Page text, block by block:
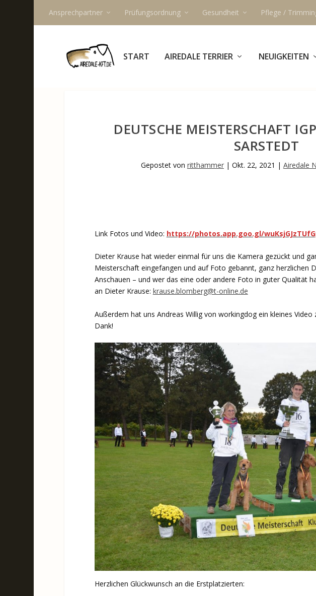
Ansprechpartner Prüfungsordnung Gesundheit Pflege /
START AIREDALE TERRIER NEUIGKEITEN
DEUTSCHE MEISTERSCHAFT
SARSTEDT
Gepostet von ritthammer| Okt. 22, 2021 | Airedale
Link Fotos und Video: https://photos.app.goo.gl/
Dieter Krause hat wieder einmal für uns die Kamera gezückt und
Meisterschaft eingefangen und auf Foto gebannt, ganz herzlichen
Anschauen – und wer das eine oder andere Foto in guter Qualität
an Dieter Krause: krause.blomberg@t-online.de
Außerdem hat uns Andreas Willig von workingdog ein kleines
Dank!
Herzlichen Glückwunsch an die Erstplatzierten: